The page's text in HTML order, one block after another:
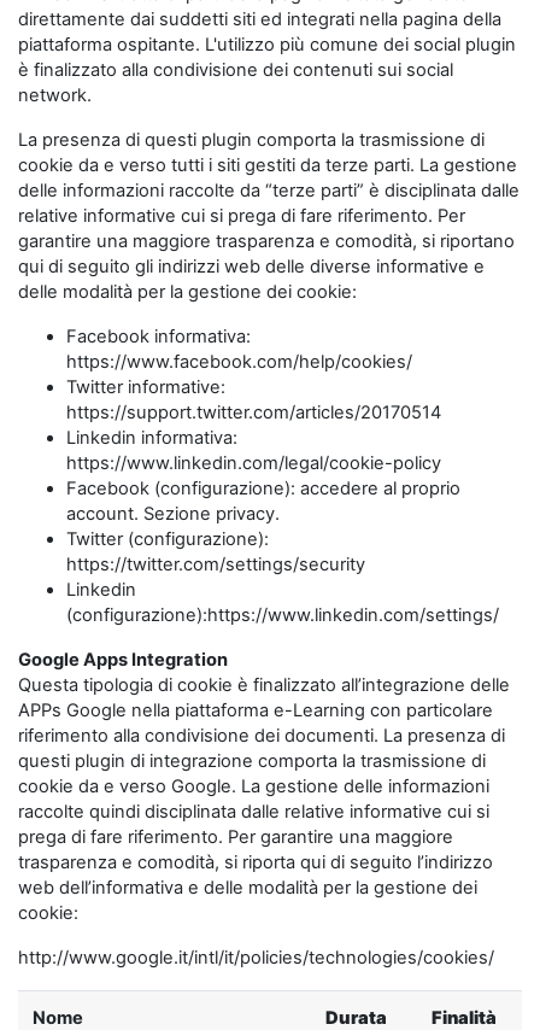
direttamente dai suddetti siti ed integrati nella pagina della
piattaforma ospitante. L'utilizzo più comune dei social plugin
è finalizzato alla condivisione dei contenuti sui social
network.
La presenza di questi plugin comporta la trasmissione di
cookie da e verso tutti i siti gestiti da terze parti. La gestione
delle informazioni raccolte da “terze parti” è disciplinata dalle
relative informative cui si prega di fare riferimento. Per
garantire una maggiore trasparenza e comodità, si riportano
qui di seguito gli indirizzi web delle diverse informative e
delle modalità per la gestione dei cookie:
Facebook informativa:
https://www.facebook.com/help/cookies/
Twitter informative:
https://support.twitter.com/articles/20170514
Linkedin informativa:
https://www.linkedin.com/legal/cookie-policy
Facebook (configurazione): accedere al proprio
account. Sezione privacy.
Twitter (configurazione):
https://twitter.com/settings/security
Linkedin
(configurazione):https://www.linkedin.com/settings/
Google Apps Integration
Questa tipologia di cookie è finalizzato all’integrazione delle
APPs Google nella piattaforma e-Learning con particolare
riferimento alla condivisione dei documenti. La presenza di
questi plugin di integrazione comporta la trasmissione di
cookie da e verso Google. La gestione delle informazioni
raccolte quindi disciplinata dalle relative informative cui si
prega di fare riferimento. Per garantire una maggiore
trasparenza e comodità, si riporta qui di seguito l’indirizzo
web dell’informativa e delle modalità per la gestione dei
cookie:
http://www.google.it/intl/it/policies/technologies/cookies/
Nome Durata Finalità